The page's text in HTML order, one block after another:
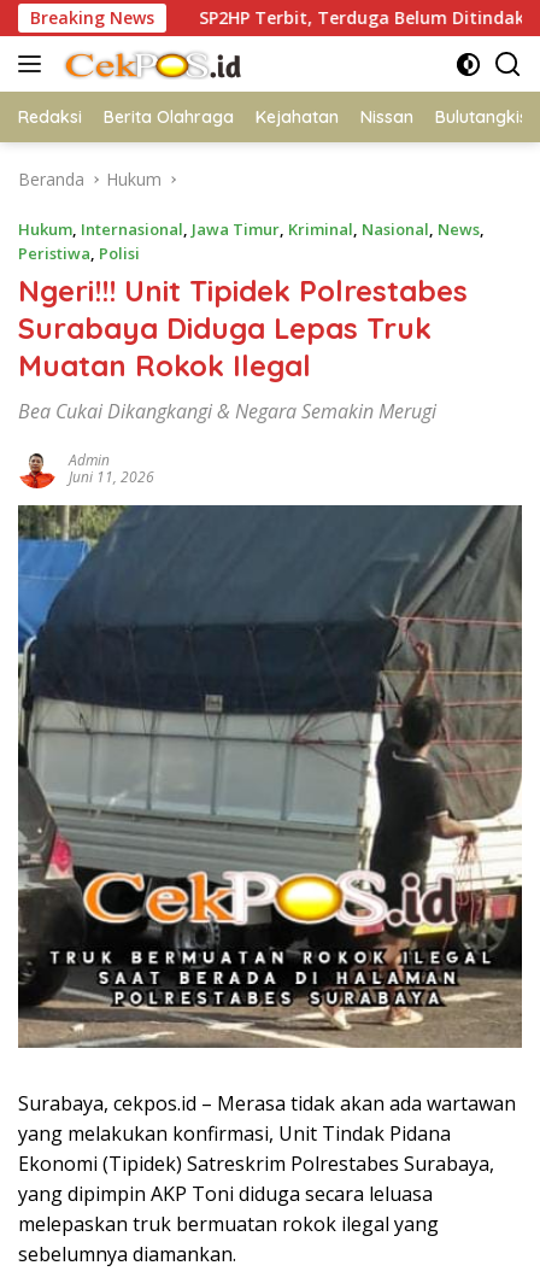
Langsung
ke
konten
Breaking News
SP2HP Terbit, Terduga Belum Ditindak, Ibu Korban
Redaksi Berita Olahraga Kejahatan Nissan Bulutangkis
Beranda Hukum
Hukum, Internasional, Jawa Timur, Kriminal, Nasional, News,
Peristiwa, Polisi
Ngeri!!! Unit Tipidek Polrestabes
Surabaya Diduga Lepas Truk
Muatan Rokok Ilegal
Bea Cukai Dikangkangi & Negara Semakin Merugi
Admin
Juni 11, 2026
Surabaya, cekpos.id – Merasa tidak akan ada wartawan
yang melakukan konfirmasi, Unit Tindak Pidana
Ekonomi (Tipidek) Satreskrim Polrestabes Surabaya,
yang dipimpin AKP Toni diduga secara leluasa
melepaskan truk bermuatan rokok ilegal yang
sebelumnya diamankan.